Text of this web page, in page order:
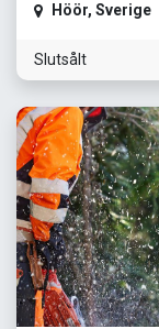
Höör, Sverige
Slutsålt